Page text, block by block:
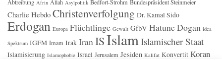
Abtreibung Afrin Allah Asylpolitik Bedfort-Strohm Bundespräsident Steinmeier
Charlie Hebdo Christenverfolgung Dr. Kamal Sido
Erdogan Europa Flüchtlinge Gewalt GfbV Hatune Dogan idea
Spektrum IGFM Imam Irak IranISIslamIslamischer Staat
Islamisierung Islamophobie Israel Jerusalem Jesiden Kalifat Konvertit Koran